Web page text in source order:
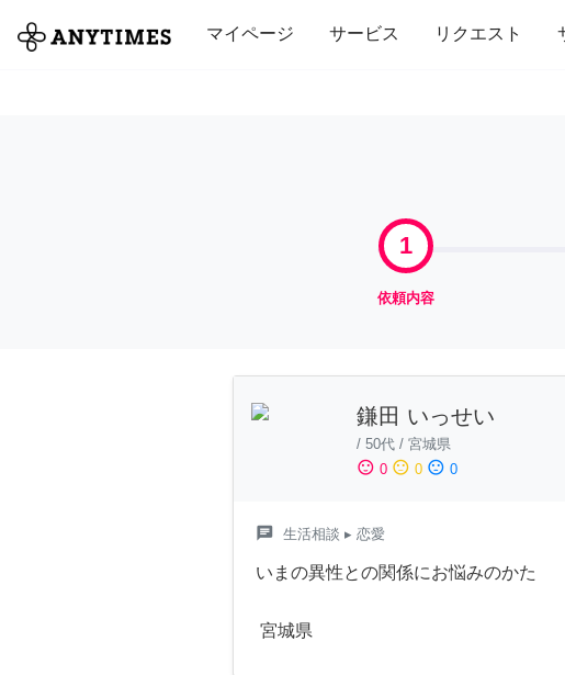
マイページ サービス リクエスト
全て 修理・組立 家事 引っ越し イン
1
依頼内容
鎌田 いっせい
/ 50代 / 宮城県
sentiment_satisfied 0 sentiment_neutral 0 sentiment_dissatisfied 0
chat 生活相談 ▸ 恋愛
いまの異性との関係にお悩みのかた
宮城県